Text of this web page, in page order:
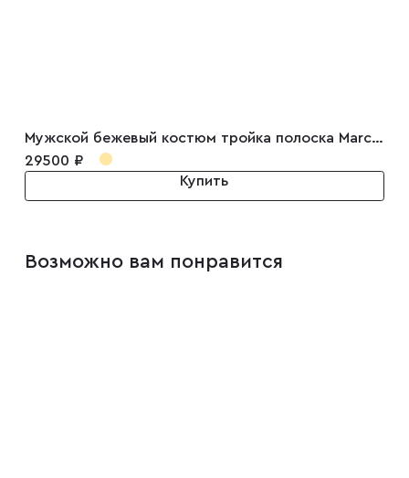
Платки-паше
Ремни
Галстуки
Мужской бежевый костюм тройка полоска Marceau
29500 ₽
Купить
Возможно вам понравится